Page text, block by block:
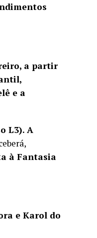
a partir
e a
L3). A
à Fantasia
e Karol do